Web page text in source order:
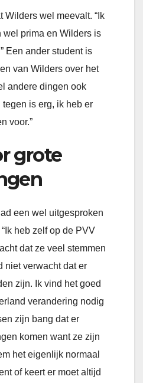
Wilders wel meevalt. “Ik
wel prima en Wilders is
Een ander student is
van Wilders over het
andere dingen ook
is erg, ik heb er
voor.”
grote
een wel uitgesproken
heb zelf op de PVV
dat ze veel stemmen
niet verwacht dat er
zijn. Ik vind het goed
verandering nodig
zijn bang dat er
komen want ze zijn
het eigenlijk normaal
of keert er moet altijd